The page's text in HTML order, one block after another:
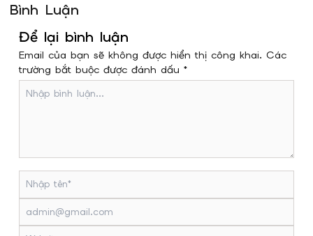
Bình Luận
Để lại bình luận
Email của bạn sẽ không được hiển thị công khai. Các
trường bắt buộc được đánh dấu *